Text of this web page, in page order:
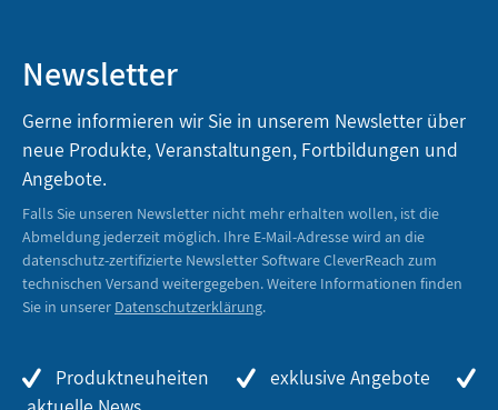
Newsletter
Gerne informieren wir Sie in unserem Newsletter über
neue Produkte, Veranstaltungen, Fortbildungen und
Angebote.
Falls Sie unseren Newsletter nicht mehr erhalten wollen, ist die
Abmeldung jederzeit möglich. Ihre E-Mail-Adresse wird an die
datenschutz-zertifizierte Newsletter Software CleverReach zum
technischen Versand weitergegeben. Weitere Informationen finden
Sie in unserer Datenschutzerklärung.
Produktneuheiten
exklusive Angebote